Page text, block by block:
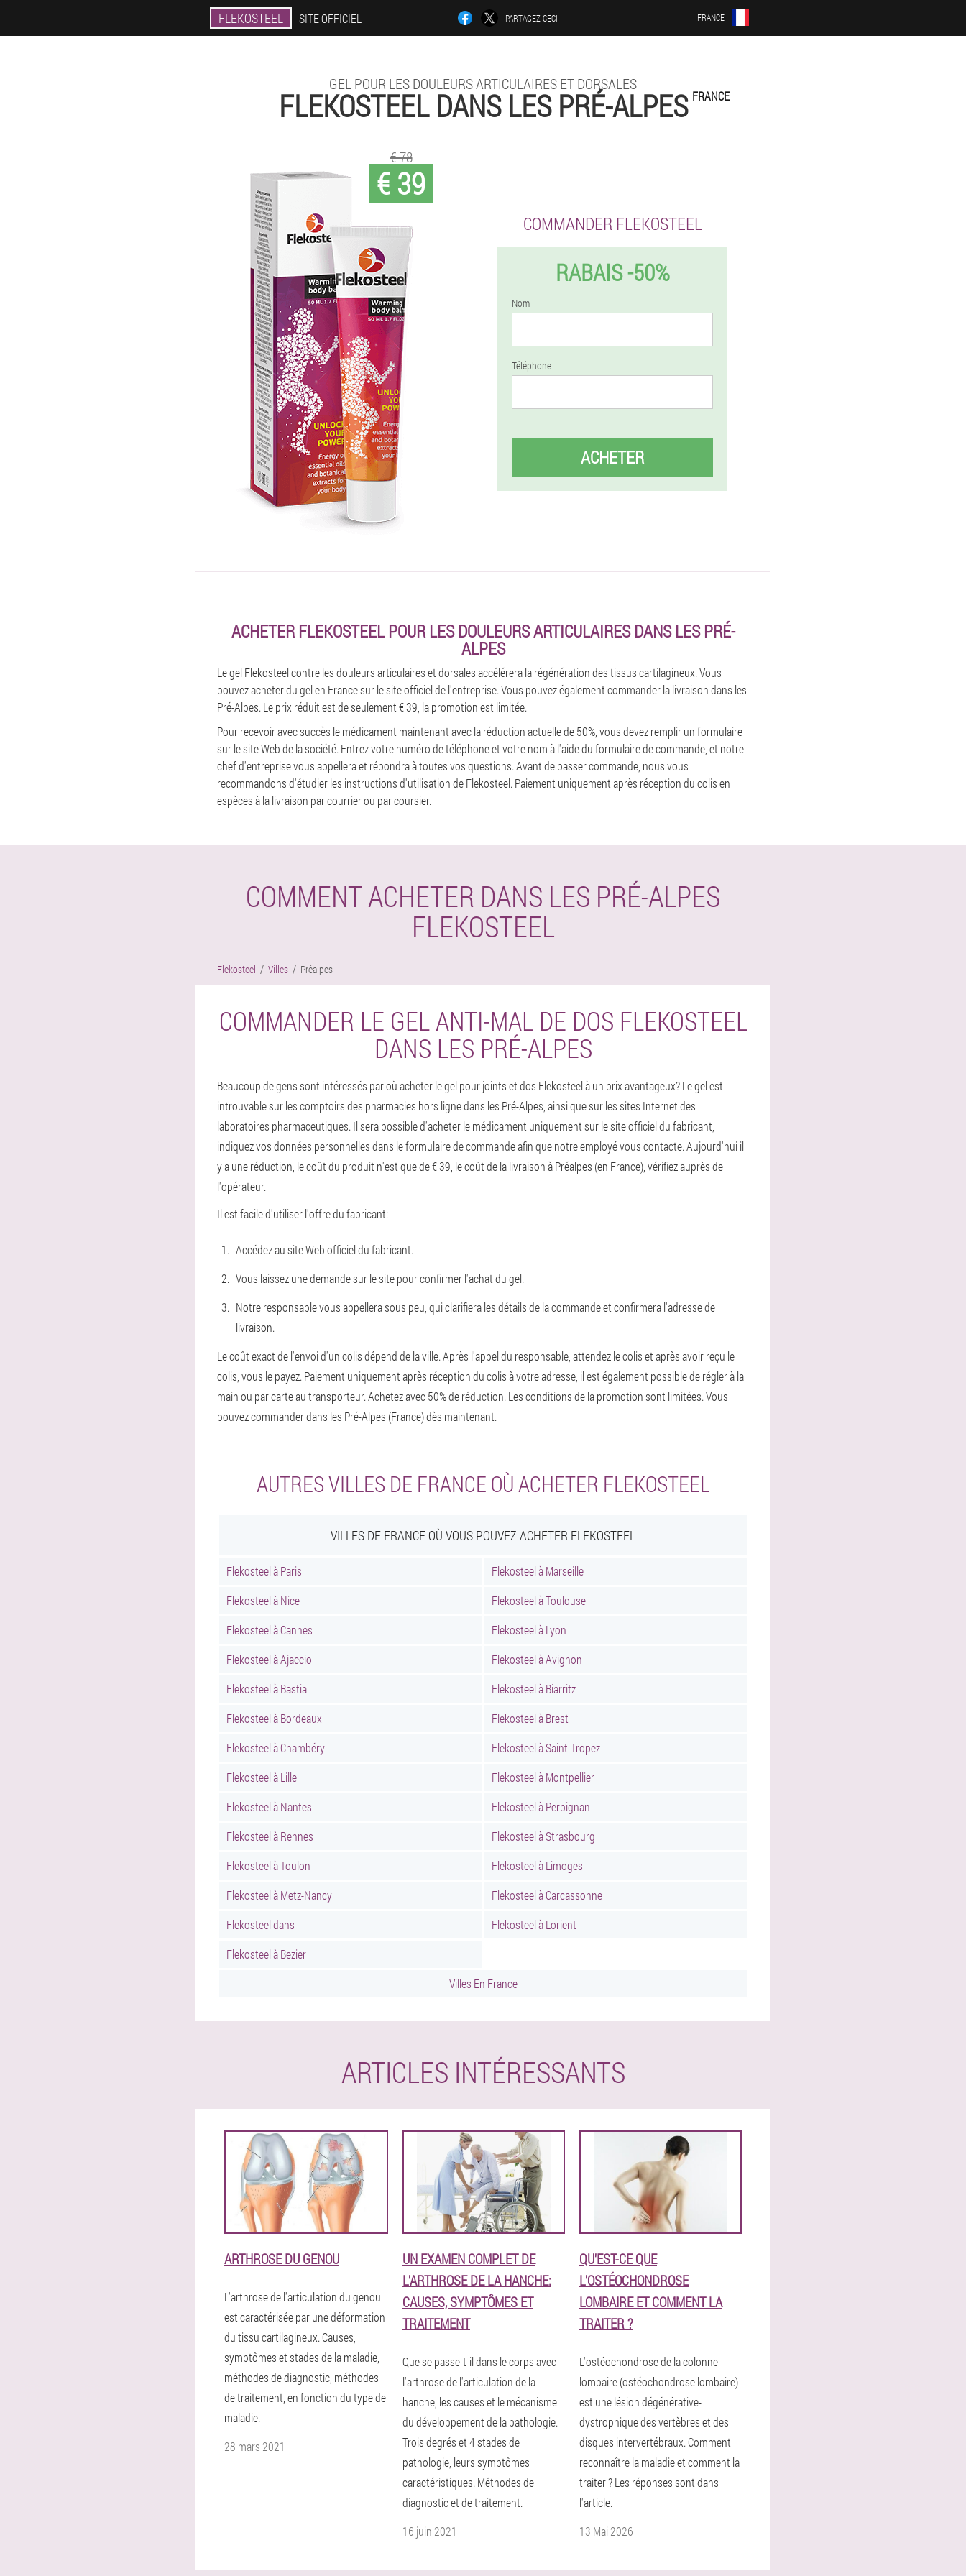
FLEKOSTEEL SITE OFFICIEL PARTAGEZ CECI FRANCE
GEL POUR LES DOULEURS ARTICULAIRES ET DORSALES
FLEKOSTEEL DANS LES PRÉ-ALPES FRANCE
€ 39
€ 78
COMMANDER FLEKOSTEEL
RABAIS -50%
Nom
Téléphone
ACHETER
ACHETER FLEKOSTEEL POUR LES DOULEURS ARTICULAIRES DANS LES PRÉ-
ALPES
Le gel Flekosteel contre les douleurs articulaires et dorsales accélérera la régénération des tissus cartilagineux. Vous
pouvez acheter du gel en France sur le site officiel de l'entreprise. Vous pouvez également commander la livraison dans les
Pré-Alpes. Le prix réduit est de seulement € 39, la promotion est limitée.
Pour recevoir avec succès le médicament maintenant avec la réduction actuelle de 50%, vous devez remplir un formulaire
sur le site Web de la société. Entrez votre numéro de téléphone et votre nom à l'aide du formulaire de commande, et notre
chef d'entreprise vous appellera et répondra à toutes vos questions. Avant de passer commande, nous vous
recommandons d'étudier les instructions d'utilisation de Flekosteel. Paiement uniquement après réception du colis en
espèces à la livraison par courrier ou par coursier.
COMMENT ACHETER DANS LES PRÉ-ALPES
FLEKOSTEEL
Flekosteel Villes Préalpes
COMMANDER LE GEL ANTI-MAL DE DOS FLEKOSTEEL
DANS LES PRÉ-ALPES
Beaucoup de gens sont intéressés par où acheter le gel pour joints et dos Flekosteel à un prix avantageux? Le gel est
introuvable sur les comptoirs des pharmacies hors ligne dans les Pré-Alpes, ainsi que sur les sites Internet des
laboratoires pharmaceutiques. Il sera possible d'acheter le médicament uniquement sur le site officiel du fabricant,
indiquez vos données personnelles dans le formulaire de commande afin que notre employé vous contacte. Aujourd'hui il
y a une réduction, le coût du produit n'est que de € 39, le coût de la livraison à Préalpes (en France), vérifiez auprès de
l'opérateur.
Il est facile d'utiliser l'offre du fabricant:
Accédez au site Web officiel du fabricant.
Vous laissez une demande sur le site pour confirmer l'achat du gel.
Notre responsable vous appellera sous peu, qui clarifiera les détails de la commande et confirmera l'adresse de
livraison.
Le coût exact de l'envoi d'un colis dépend de la ville. Après l'appel du responsable, attendez le colis et après avoir reçu le
colis, vous le payez. Paiement uniquement après réception du colis à votre adresse, il est également possible de régler à la
main ou par carte au transporteur. Achetez avec 50% de réduction. Les conditions de la promotion sont limitées. Vous
pouvez commander dans les Pré-Alpes (France) dès maintenant.
AUTRES VILLES DE FRANCE OÙ ACHETER FLEKOSTEEL
VILLES DE FRANCE OÙ VOUS POUVEZ ACHETER FLEKOSTEEL
Flekosteel à Paris
Flekosteel à Marseille
Flekosteel à Nice
Flekosteel à Toulouse
Flekosteel à Cannes
Flekosteel à Lyon
Flekosteel à Ajaccio
Flekosteel à Avignon
Flekosteel à Bastia
Flekosteel à Biarritz
Flekosteel à Bordeaux
Flekosteel à Brest
Flekosteel à Chambéry
Flekosteel à Saint-Tropez
Flekosteel à Lille
Flekosteel à Montpellier
Flekosteel à Nantes
Flekosteel à Perpignan
Flekosteel à Rennes
Flekosteel à Strasbourg
Flekosteel à Toulon
Flekosteel à Limoges
Flekosteel à Metz-Nancy
Flekosteel à Carcassonne
Flekosteel dans
Flekosteel à Lorient
Flekosteel à Bezier
Villes En France
ARTICLES INTÉRESSANTS
ARTHROSE DU GENOU
L'arthrose de l'articulation du genou
est caractérisée par une déformation
du tissu cartilagineux. Causes,
symptômes et stades de la maladie,
méthodes de diagnostic, méthodes
de traitement, en fonction du type de
maladie.
28 mars 2021
UN EXAMEN COMPLET DE
L'ARTHROSE DE LA HANCHE:
CAUSES, SYMPTÔMES ET
TRAITEMENT
Que se passe-t-il dans le corps avec
l'arthrose de l'articulation de la
hanche, les causes et le mécanisme
du développement de la pathologie.
Trois degrés et 4 stades de
pathologie, leurs symptômes
caractéristiques. Méthodes de
diagnostic et de traitement.
16 juin 2021
QU'EST-CE QUE
L'OSTÉOCHONDROSE
LOMBAIRE ET COMMENT LA
TRAITER ?
L'ostéochondrose de la colonne
lombaire (ostéochondrose lombaire)
est une lésion dégénérative-
dystrophique des vertèbres et des
disques intervertébraux. Comment
reconnaître la maladie et comment la
traiter ? Les réponses sont dans
l'article.
13 Mai 2026